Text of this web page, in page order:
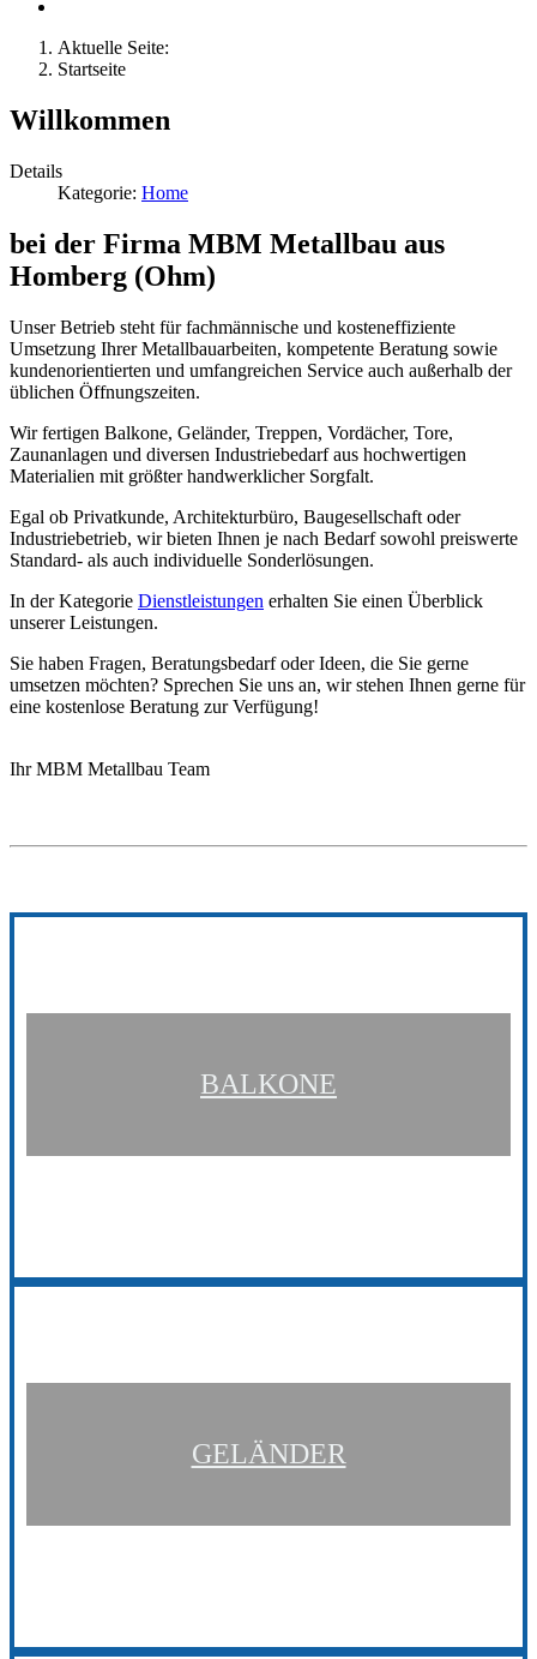
Aktuelle Seite:
Startseite
Willkommen
Details
Kategorie: Home
bei der Firma MBM Metallbau aus
Homberg (Ohm)
Unser Betrieb steht für fachmännische und kosteneffiziente
Umsetzung Ihrer Metallbauarbeiten, kompetente Beratung sowie
kundenorientierten und umfangreichen Service auch außerhalb der
üblichen Öffnungszeiten.
Wir fertigen Balkone, Geländer, Treppen, Vordächer, Tore,
Zaunanlagen und diversen Industriebedarf aus hochwertigen
Materialien mit größter handwerklicher Sorgfalt.
Egal ob Privatkunde, Architekturbüro, Baugesellschaft oder
Industriebetrieb, wir bieten Ihnen je nach Bedarf sowohl preiswerte
Standard- als auch individuelle Sonderlösungen.
In der Kategorie Dienstleistungen erhalten Sie einen Überblick
unserer Leistungen.
Sie haben Fragen, Beratungsbedarf oder Ideen, die Sie gerne
umsetzen möchten? Sprechen Sie uns an, wir stehen Ihnen gerne für
eine kostenlose Beratung zur Verfügung!
Ihr MBM Metallbau Team
BALKONE
GELÄNDER